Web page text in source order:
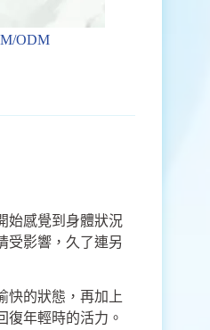
ODM
始感覺到身體狀況
受影響，久了連另
快的狀態，再加上
復年輕時的活力。